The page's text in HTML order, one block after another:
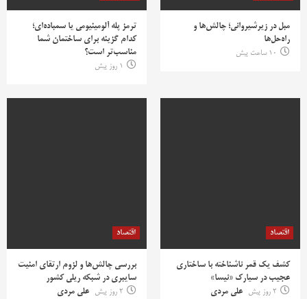
مبل در زیرشیروانی؛ چالش‌ها و
راه‌حل‌ها
10 ساعت پیش
ترمز پله آلومینیومی یا سمباده‌ای؛
کدام گزینه برای ساختمان شما
مناسب‌تر است؟
1 روز پیش
اقتصاد
کشف یک قمر ناشناخته با ساختاری
عجیب در سیارک «نیسا»
2 روز پیش
علی مردی
اقتصاد
بررسی چالش‌ها و لزوم ارتقای امنیت
سایبری در شبکه ریلی کشور
2 روز پیش
علی مردی